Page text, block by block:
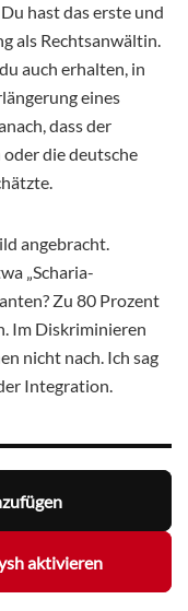
hast das erste und
als Rechtsanwältin.
auch erhalten, in
eines
dass der
die deutsche
angebracht.
„Scharia-
Zu 80 Prozent
Im Diskriminieren
nicht nach. Ich sag
Integration.
aktivieren